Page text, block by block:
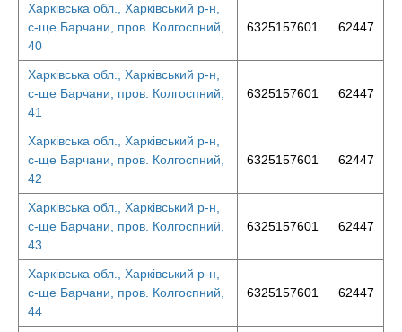
Харківська обл., Харківський р-н,
с-ще Барчани, пров. Колгоспний,
40
6325157601 62447
Харківська обл., Харківський р-н,
с-ще Барчани, пров. Колгоспний,
41
6325157601 62447
Харківська обл., Харківський р-н,
с-ще Барчани, пров. Колгоспний,
42
6325157601 62447
Харківська обл., Харківський р-н,
с-ще Барчани, пров. Колгоспний,
43
6325157601 62447
Харківська обл., Харківський р-н,
с-ще Барчани, пров. Колгоспний,
44
6325157601 62447